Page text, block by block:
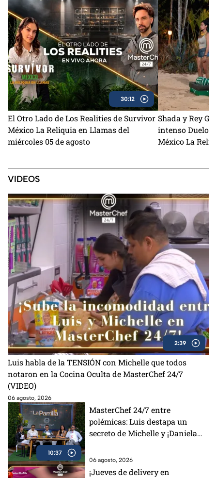
30:12
El Otro Lado de Los Realities de Survivor
México La Reliquia en Llamas del
miércoles 05 de agosto
Shada y Rey
intenso Duelo
México La
VIDEOS
2:39
Luis habla de la TENSIÓN con Michelle que todos
notaron en la Cocina Oculta de MasterChef 24/7
(VIDEO)
06 agosto, 2026
10:37
MasterChef 24/7 entre
polémicas: Luis destapa un
secreto de Michelle y ¡Daniela
06 agosto, 2026
¡Jueves de delivery en